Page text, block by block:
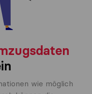
wie möglich